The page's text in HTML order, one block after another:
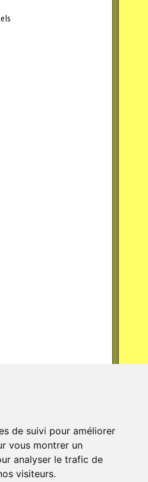
de suivi pour améliorer
vous montrer un
analyser le trafic de
visiteurs.